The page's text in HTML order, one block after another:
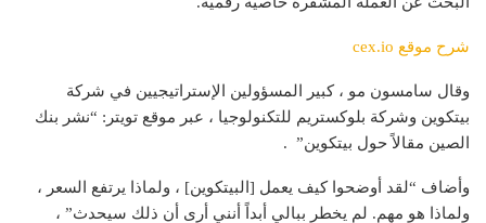
شرح موقع cex.io
وقال سامسون مو ، كبير المسؤولين الإستراتيجيين في شركة
بيتكوين وشركة بلوكستريم للتكنولوجيا ، عبر موقع تويتر: “نشر بنك
الصين مقالاً حول بيتكوين” .
وأضاف “لقد أوضحوا كيف يعمل [البيتكوين] ، ولماذا يرتفع السعر ،
ولماذا هو مهم. لم يخطر ببالي أبداً أنني أرى أن ذلك سيحدث” ،